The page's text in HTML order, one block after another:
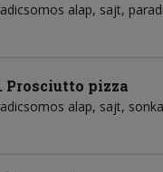
alap sajt
Prosciutto pizza
alap sajt sonka